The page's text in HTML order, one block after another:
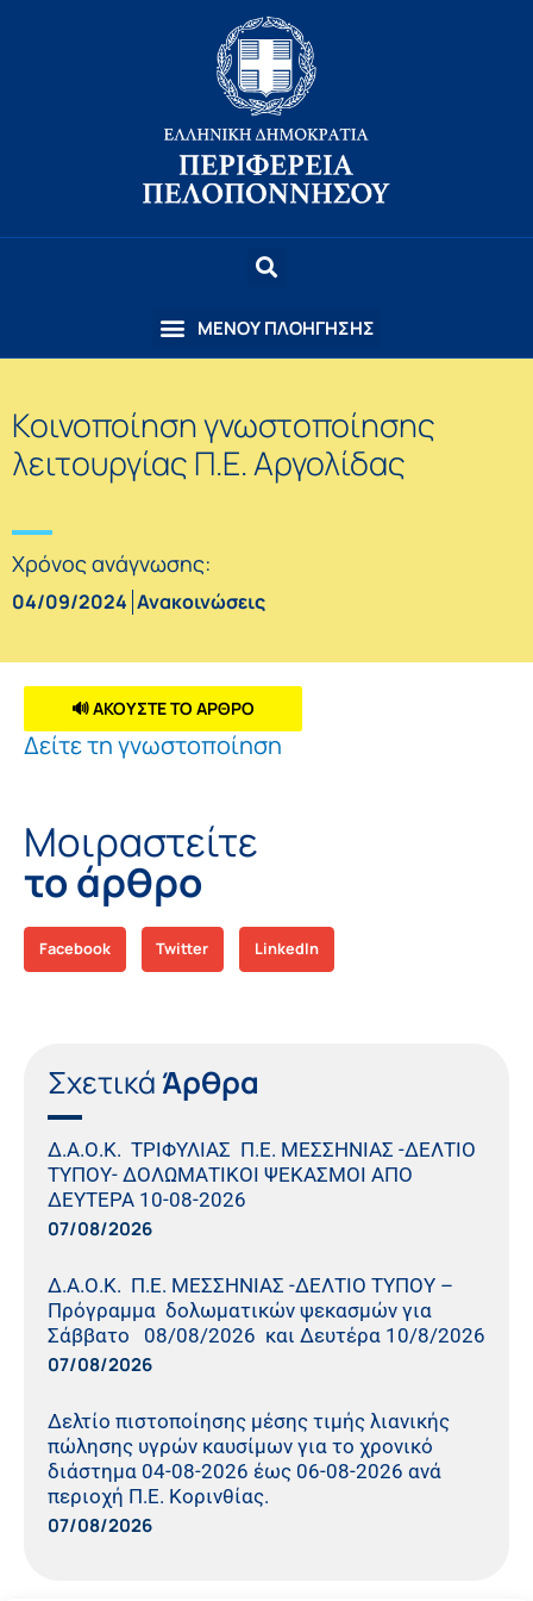
Κοινοποίηση γνωστοποίησης
λειτουργίας Π.Ε. Αργολίδας
Χρόνος ανάγνωσης:
04/09/2024 Ανακοινώσεις
🔊 ΑΚΟΥΣΤΕ ΤΟ ΑΡΘΡΟ
Δείτε τη γνωστοποίηση
Μοιραστείτε
το άρθρο
Facebook Twitter LinkedIn
Σχετικά Άρθρα
Δ.Α.Ο.Κ. ΤΡΙΦΥΛΙΑΣ Π.Ε. ΜΕΣΣΗΝΙΑΣ -ΔΕΛΤΙΟ
ΤΥΠΟΥ- ΔΟΛΩΜΑΤΙΚΟΙ ΨΕΚΑΣΜΟΙ ΑΠΟ
ΔΕΥΤΕΡΑ 10-08-2026
07/08/2026
Δ.Α.Ο.Κ. Π.Ε. ΜΕΣΣΗΝΙΑΣ -ΔΕΛΤΙΟ ΤΥΠΟΥ –
Πρόγραμμα δολωματικών ψεκασμών για
Σάββατο 08/08/2026 και Δευτέρα 10/8/2026
07/08/2026
Δελτίο πιστοποίησης μέσης τιμής λιανικής
πώλησης υγρών καυσίμων για το χρονικό
διάστημα 04-08-2026 έως 06-08-2026 ανά
περιοχή Π.Ε. Κορινθίας.
07/08/2026